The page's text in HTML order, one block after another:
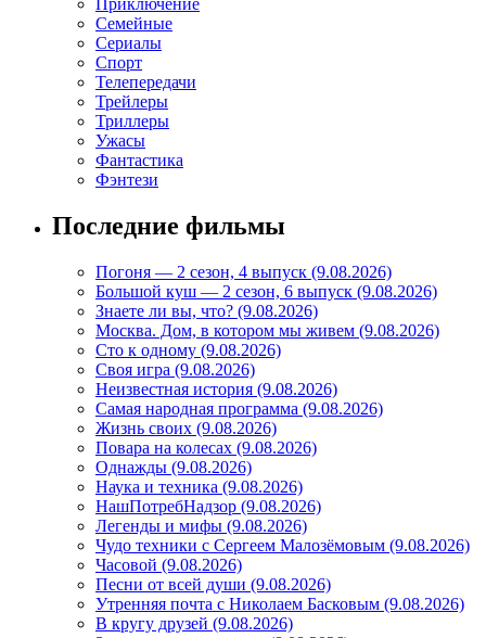
Семейные
Сериалы
Спорт
Телепередачи
Трейлеры
Триллеры
Ужасы
Фантастика
Фэнтези
Последние фильмы
Погоня — 2 сезон, 4 выпуск (9.08.2026)
Большой куш — 2 сезон, 6 выпуск (9.08.2026)
Знаете ли вы, что? (9.08.2026)
Mосква. Дом, в котором мы живем (9.08.2026)
Сто к одному (9.08.2026)
Своя игра (9.08.2026)
Неизвестная история (9.08.2026)
Самая народная программа (9.08.2026)
Жизнь своих (9.08.2026)
Повара на колесах (9.08.2026)
Однажды (9.08.2026)
Наука и техника (9.08.2026)
НашПотребНадзор (9.08.2026)
Легенды и мифы (9.08.2026)
Чудо техники с Сергеем Малозёмовым (9.08.2026)
Часовой (9.08.2026)
Песни от всей души (9.08.2026)
Утренняя почта с Николаем Басковым (9.08.2026)
В кругу друзей (9.08.2026)